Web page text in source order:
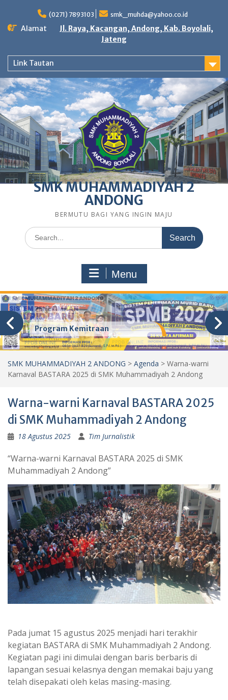
content
(0271) 7893103 smk_muhda@yahoo.co.id
Alamat
Jl. Raya, Kacangan, Andong, Kab. Boyolali,
Jateng
Link Tautan
SMK MUHAMMADIYAH 2
ANDONG
BERMUTU BAGI YANG INGIN MAJU
Search
for:
Menu
Program Kemitraan
SMK MUHAMMADIYAH 2 ANDONG > Agenda > Warna-warni
Karnaval BASTARA 2025 di SMK Muhammadiyah 2 Andong
Warna-warni Karnaval BASTARA 2025
di SMK Muhammadiyah 2 Andong
18 Agustus 2025 Tim Jurnalistik
“Warna-warni Karnaval BASTARA 2025 di SMK
Muhammadiyah 2 Andong”
Pada jumat 15 agustus 2025 menjadi hari terakhir
kegiatan BASTARA di SMK Muhammadiyah 2 Andong.
Kegiatan pagi ini dimulai dengan baris berbaris di
lapangan sesuai kelasnya dengan memakai baju yang
telah disepakati oleh kelas masing-masing.